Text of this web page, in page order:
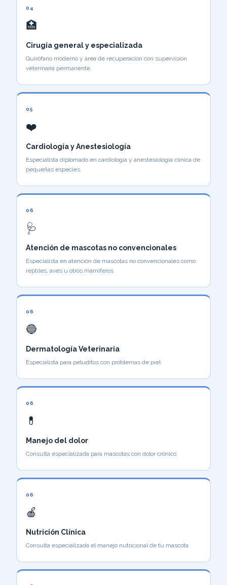
04
🏥
Cirugía general y especializada
Quirófano moderno y área de recuperación con supervisión
veterinaria permanente.
05
❤️
Cardiología y Anestesiología
Especialista diplomado en cardiología y anestesiología clínica de
pequeñas especies.
06
🩺
Atención de mascotas no convencionales
Especialista en atención de mascotas no convencionales como
reptiles, aves u otros mamiferos.
06
🔵
Dermatología Veterinaria
Especialista para peluditos con problemas de piel
06
💊
Manejo del dolor
Consulta especializada para mascotas con dolor crónico
06
🍎
Nutrición Clínica
Consulta especializada el manejo nutricional de tu mascota